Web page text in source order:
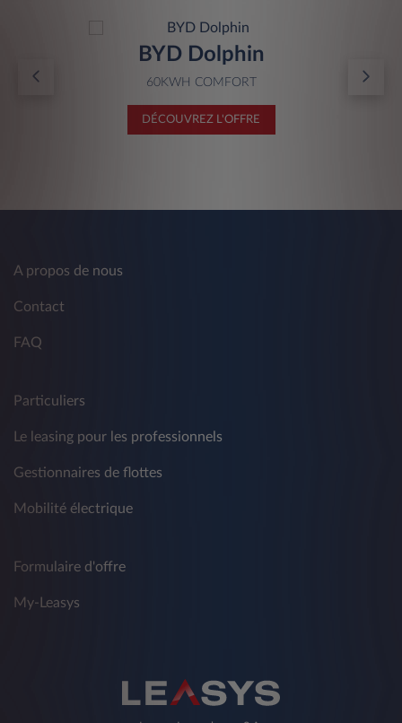
BYD Dolphin
60KWH COMFORT
DÉCOUVREZ L'OFFRE
A propos de nous
Contact
FAQ
Particuliers
Le leasing pour les professionnels
Gestionnaires de flottes
Mobilité électrique
Formulaire d'offre
My-Leasys